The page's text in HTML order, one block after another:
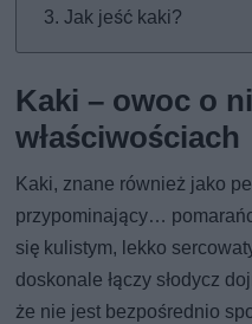
Jak jeść kaki?
Kaki – owoc o
właściwościach
Kaki, znane również jako
przypominający…
się kulistym, lekko
doskonale łączy słodycz
że nie jest bezpośrednio